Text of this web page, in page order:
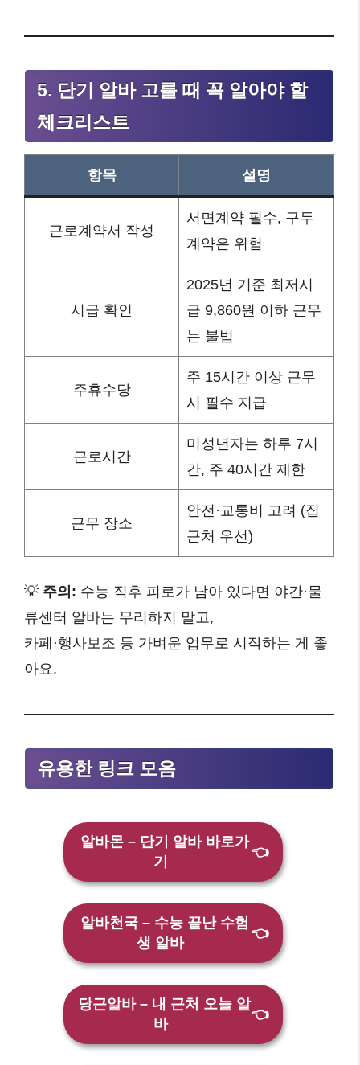
5. 단기 알바 고를 때 꼭 알아야 할
체크리스트
항목 설명
근로계약서 작성
서면계약 필수, 구두
계약은 위험
시급 확인
2025년 기준 최저시
급 9,860원 이하 근무
는 불법
주휴수당
주 15시간 이상 근무
시 필수 지급
근로시간
미성년자는 하루 7시
간, 주 40시간 제한
근무 장소
안전·교통비 고려 (집
근처 우선)
💡 주의: 수능 직후 피로가 남아 있다면 야간·물
류센터 알바는 무리하지 말고,
카페·행사보조 등 가벼운 업무로 시작하는 게 좋
아요.
유용한 링크 모음
알바몬 – 단기 알바 바로가
기
👈
알바천국 – 수능 끝난 수험
생 알바
👈
당근알바 – 내 근처 오늘 알
바
👈